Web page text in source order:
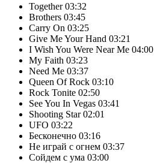
Together 03:32
Brothers 03:45
Carry On 03:25
Give Me Your Hand 03:21
I Wish You Were Near Me 04:00
My Faith 03:23
Need Me 03:37
Queen Of Rock 03:10
Rock Tonite 02:50
See You In Vegas 03:41
Shooting Star 02:01
UFO 03:22
Бесконечно 03:16
Не играй с огнем 03:37
Сойдем с ума 03:00